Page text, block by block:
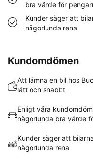
bra värde för
Kunder säger att
någorlunda rena
Kundomdömen
Att lämna en bil hos
lätt och snabbt
Enligt våra
någorlunda bra värde
Kunder säger att
någorlunda rena